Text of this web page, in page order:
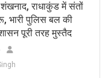
राधाकुंड में संतों
भारी पुलिस बल की
पूरी तरह मुस्तैद